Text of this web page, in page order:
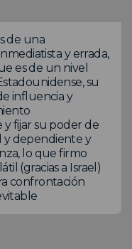
de una
y errada,
es de un nivel
su
influencia y
y fijar su poder de
y dependiente y
lo que firmo
(gracias a Israel)
confrontación